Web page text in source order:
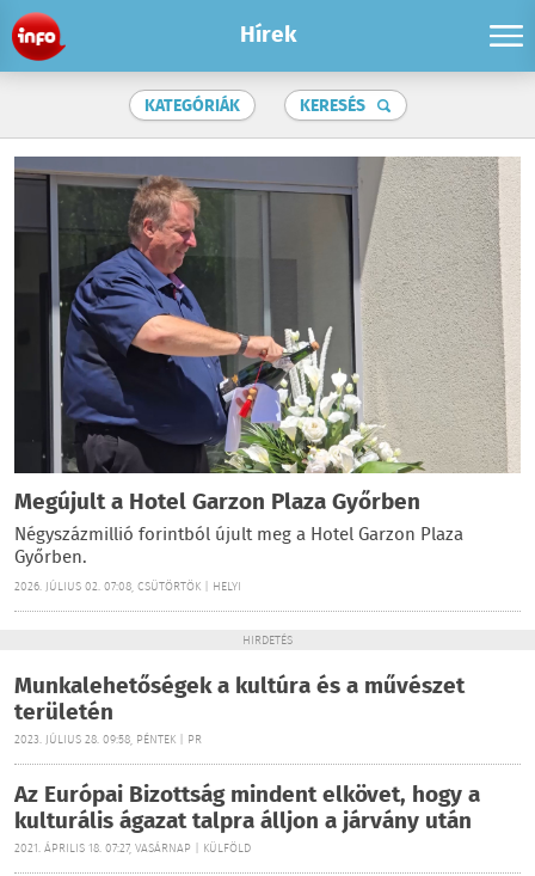
Hírek
KATEGÓRIÁK KERESÉS
Megújult a Hotel Garzon Plaza Győrben
Négyszázmillió forintból újult meg a Hotel Garzon Plaza
Győrben.
2026. JÚLIUS 02. 07:08, CSÜTÖRTÖK | HELYI
HIRDETÉS
Munkalehetőségek a kultúra és a művészet
területén
2023. JÚLIUS 28. 09:58, PÉNTEK | PR
Az Európai Bizottság mindent elkövet, hogy a
kulturális ágazat talpra álljon a járvány után
2021. ÁPRILIS 18. 07:27, VASÁRNAP | KÜLFÖLD